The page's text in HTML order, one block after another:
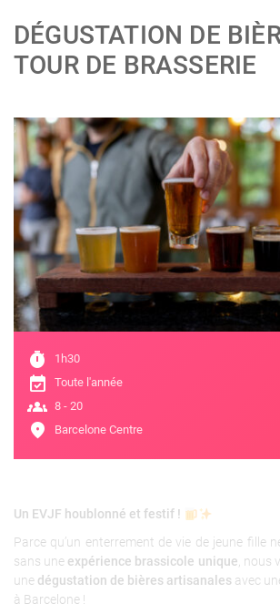
DÉGUSTATION DE
TOUR DE BRASSERIE
;
timer 1h30
event_available Toute l'année
groups 8 - 20
location_on Barcelone Centre
Un EVJF houblonné et festif !
Parce qu’un enterrement de vie de jeune fille
sans une expérience brassicole unique ,
une dégustation de bières artisanales avec
à Barcelone !